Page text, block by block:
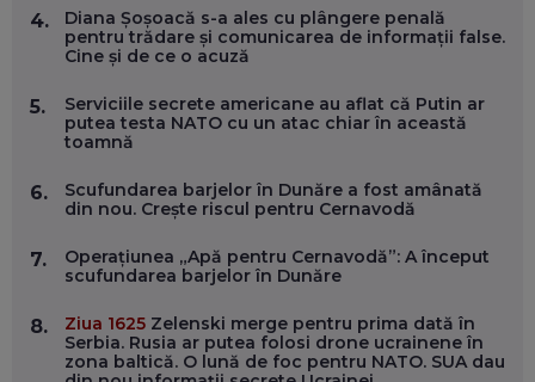
EP. 56
ÎNVAȚĂ AEO ȘI GEO!
EP. 55
OLIVIU MATEI, HOLISUN: SOFTWARE DE LA CLUJ PENTRU
WASHINGTON, OCHELARI INTELIGENȚI ȘI FERME
EP. 54
VALENTIN VANCEA, CEO AL PATRIA BANK: AUTOMATIZĂM
PROCESE, DAR CE FACEM CÂND PICĂ BAZA DE DATE, LA
INSTITUȚIILE STATULUI?
EP. 53
4.
Diana Șoșoacă s-a ales cu plângere penală
pentru trădare și comunicarea de informații false.
Cine și de ce o acuză
5.
Serviciile secrete americane au aflat că Putin ar
putea testa NATO cu un atac chiar în această
toamnă
6.
Scufundarea barjelor în Dunăre a fost amânată
din nou. Crește riscul pentru Cernavodă
7.
Operațiunea „Apă pentru Cernavodă”: A început
scufundarea barjelor în Dunăre
8. Ziua 1625 Zelenski merge pentru prima dată în
Serbia. Rusia ar putea folosi drone ucrainene în
zona baltică. O lună de foc pentru NATO. SUA dau